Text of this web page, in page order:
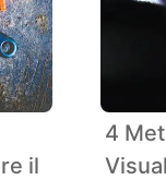
il
4